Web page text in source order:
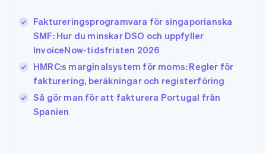
Faktureringsprogramvara för singaporianska
SMF: Hur du minskar DSO och uppfyller
InvoiceNow-tidsfristen 2026
HMRC:s marginalsystem för moms: Regler för
fakturering, beräkningar och registerföring
Så gör man för att fakturera Portugal från
Spanien
ItalianoEnglish
Japan
日本語English
EnglishFrançais
Kroatien
EnglishItaliano
Lettland
English